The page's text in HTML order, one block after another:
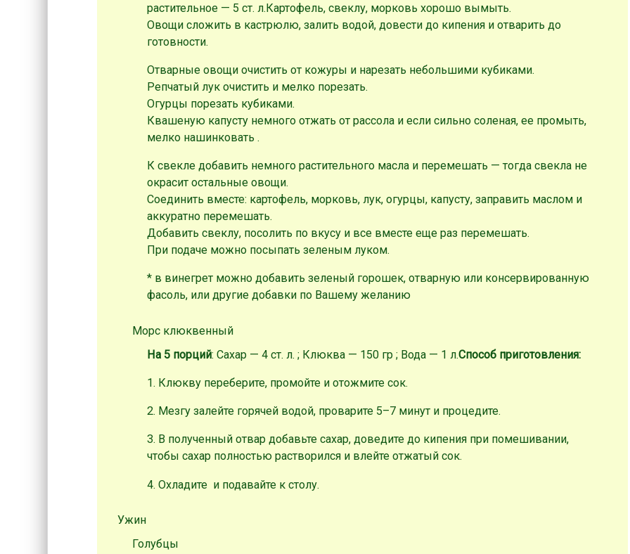
растительное — 5 ст. л.Картофель, свеклу, морковь хорошо вымыть.
Овощи сложить в кастрюлю, залить водой, довести до кипения и отварить до
готовности.
Отварные овощи очистить от кожуры и нарезать небольшими кубиками.
Репчатый лук очистить и мелко порезать.
Огурцы порезать кубиками.
Квашеную капусту немного отжать от рассола и если сильно соленая, ее промыть,
мелко нашинковать .
К свекле добавить немного растительного масла и перемешать — тогда свекла не
окрасит остальные овощи.
Соединить вместе: картофель, морковь, лук, огурцы, капусту, заправить маслом и
аккуратно перемешать.
Добавить свеклу, посолить по вкусу и все вместе еще раз перемешать.
При подаче можно посыпать зеленым луком.
* в винегрет можно добавить зеленый горошек, отварную или консервированную
фасоль, или другие добавки по Вашему желанию
Морс клюквенный
На 5 порций: Сахар — 4 ст. л. ; Клюква — 150 гр ; Вода — 1 л.Способ приготовления:
1. Клюкву переберите, промойте и отожмите сок.
2. Мезгу залейте горячей водой, проварите 5–7 минут и процедите.
3. В полученный отвар добавьте сахар, доведите до кипения при помешивании,
чтобы сахар полностью растворился и влейте отжатый сок.
4. Охладите и подавайте к столу.
Ужин
Голубцы